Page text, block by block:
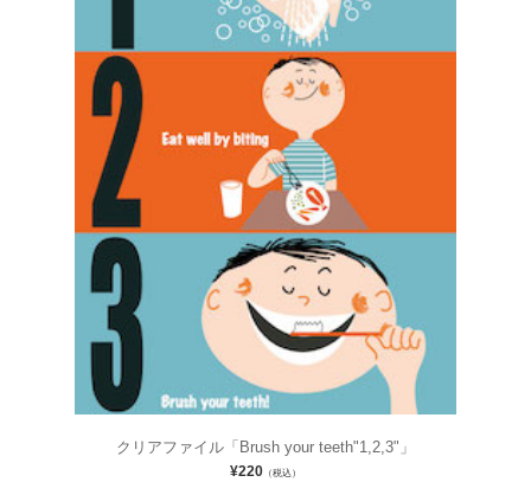
クリアファイル「Brush your teeth"1,2,3"」
¥220 （税込）